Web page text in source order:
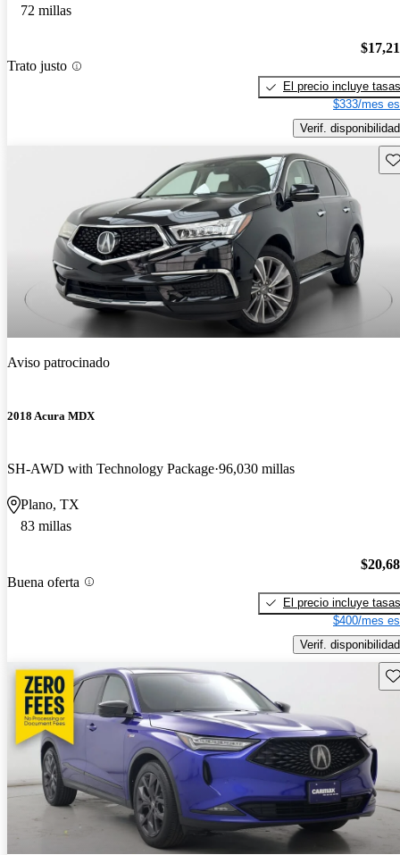
72 millas
Trato justo
El precio incluye tasas
$333/mes
Verif. disponibilidad
Aviso patrocinado
2018 Acura MDX
SH-AWD with Technology Package 96,030 millas
Plano, TX
83 millas
Buena oferta
El precio incluye tasas
$400/mes
Verif. disponibilidad